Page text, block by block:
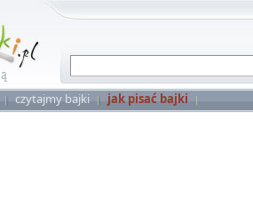
czytajmy bajki jak pisać bajki